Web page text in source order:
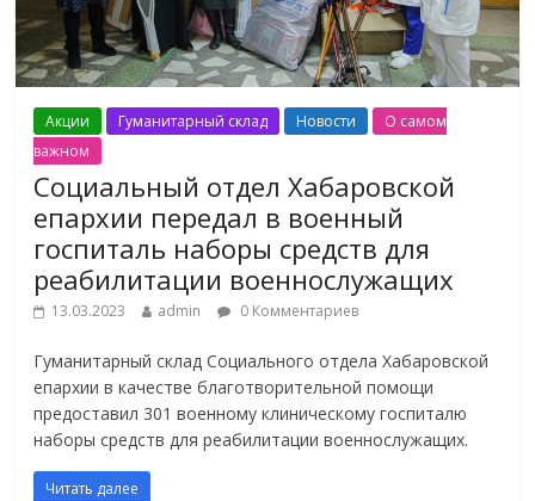
Акции Гуманитарный склад Новости
О самом
важном
Социальный отдел Хабаровской
епархии передал в военный
госпиталь наборы средств для
реабилитации военнослужащих
13.03.2023 admin 0 Комментариев
Гуманитарный склад Социального отдела Хабаровской
епархии в качестве благотворительной помощи
предоставил 301 военному клиническому госпиталю
наборы средств для реабилитации военнослужащих.
Читать далее